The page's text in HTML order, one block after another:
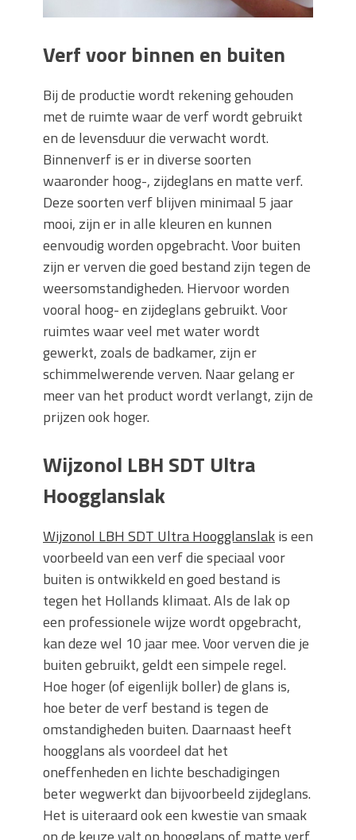
Verf voor binnen en buiten
Bij de productie wordt rekening gehouden
met de ruimte waar de verf wordt gebruikt
en de levensduur die verwacht wordt.
Binnenverf is er in diverse soorten
waaronder hoog-, zijdeglans en matte verf.
Deze soorten verf blijven minimaal 5 jaar
mooi, zijn er in alle kleuren en kunnen
eenvoudig worden opgebracht. Voor buiten
zijn er verven die goed bestand zijn tegen de
weersomstandigheden. Hiervoor worden
vooral hoog- en zijdeglans gebruikt. Voor
ruimtes waar veel met water wordt
gewerkt, zoals de badkamer, zijn er
schimmelwerende verven. Naar gelang er
meer van het product wordt verlangt, zijn de
prijzen ook hoger.
Wijzonol LBH SDT Ultra
Hoogglanslak
Wijzonol LBH SDT Ultra Hoogglanslakis een
voorbeeld van een verf die speciaal voor
buiten is ontwikkeld en goed bestand is
tegen het Hollands klimaat. Als de lak op
een professionele wijze wordt opgebracht,
kan deze wel 10 jaar mee. Voor verven die je
buiten gebruikt, geldt een simpele regel.
Hoe hoger (of eigenlijk boller) de glans is,
hoe beter de verf bestand is tegen de
omstandigheden buiten. Daarnaast heeft
hoogglans als voordeel dat het
oneffenheden en lichte beschadigingen
beter wegwerkt dan bijvoorbeeld zijdeglans.
Het is uiteraard ook een kwestie van smaak